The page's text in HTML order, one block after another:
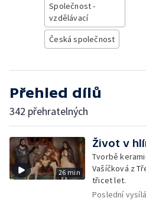
Společnost -
vzdělávací
Česká společnost
Přehled dílů
342 přehratelných
26 min
Život v
Tvorbě
Vašíčková z
třicet let.
Poslední